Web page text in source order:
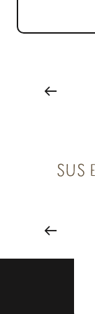
SUS
Parajes
Seguir